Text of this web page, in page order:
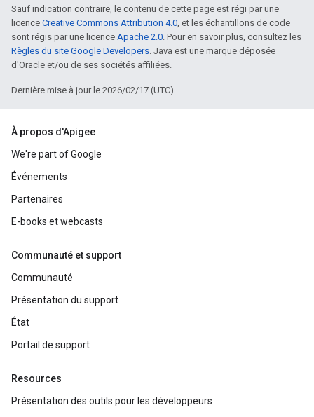
Sauf indication contraire, le contenu de cette page est régi par une
licence Creative Commons Attribution 4.0, et les échantillons de code
sont régis par une licence Apache 2.0. Pour en savoir plus, consultez les
Règles du site Google Developers. Java est une marque déposée
d'Oracle et/ou de ses sociétés affiliées.
Dernière mise à jour le 2026/02/17 (UTC).
À propos d'Apigee
We're part of Google
Événements
Partenaires
E-books et webcasts
Communauté et support
Communauté
Présentation du support
État
Portail de support
Resources
Présentation des outils pour les développeurs